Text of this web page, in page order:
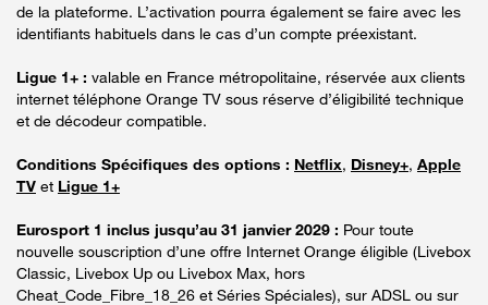
de la plateforme. L’activation pourra également se faire avec les
identifiants habituels dans le cas d’un compte préexistant.
Ligue 1+ : valable en France métropolitaine, réservée aux clients
internet téléphone Orange TV sous réserve d’éligibilité technique
et de décodeur compatible.
Conditions Spécifiques des options : Netflix, Disney+, Apple
TV et Ligue 1+
Eurosport 1 inclus jusqu’au 31 janvier 2029 : Pour toute
nouvelle souscription d’une offre Internet Orange éligible (Livebox
Classic, Livebox Up ou Livebox Max, hors
Cheat_Code_Fibre_18_26 et Séries Spéciales), sur ADSL ou sur